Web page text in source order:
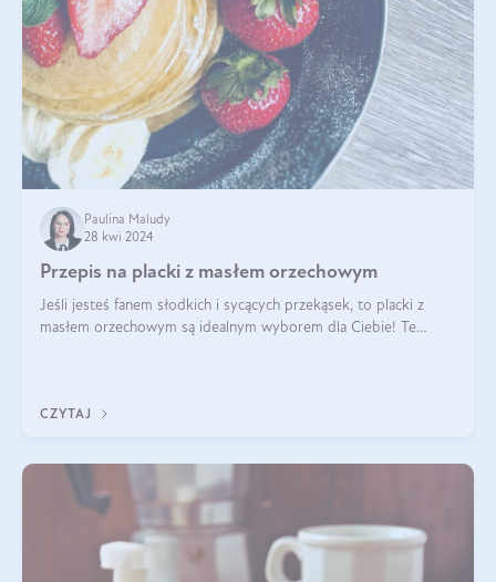
Paulina Maludy
28 kwi 2024
Przepis na placki z masłem orzechowym
Jeśli jesteś fanem słodkich i sycących przekąsek, to placki z
masłem orzechowym są idealnym wyborem dla Ciebie! Te
CZYTAJ